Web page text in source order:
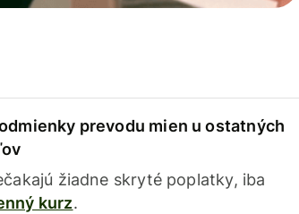
prevodu mien u ostatných
žiadne skryté poplatky, iba
kurz.